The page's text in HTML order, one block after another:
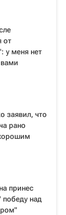
от
у меня нет
заявил, что
рано
принес
победу над